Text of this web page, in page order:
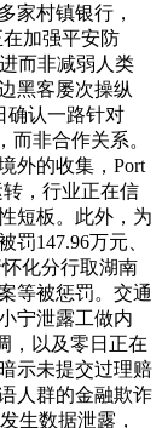
家村镇银行，
在加强平安防
而非减弱人类
黑客屡次操纵
确认一路针对
而非合作关系。
外的收集，Port
，行业正在信
短板。此外，为
147.96万元、
化分行取湖南
等被惩罚。交通
宁泄露工做内
，以及零日正在
示未提交过理赔
人群的金融欺诈
生数据泄露，